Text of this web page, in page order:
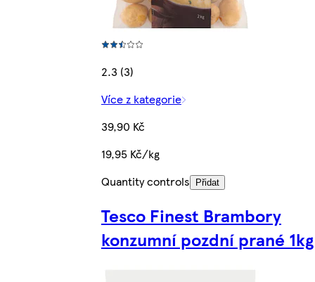
2.3 (3)
Více z kategorie
39,90 Kč
19,95 Kč/kg
Quantity controls
Přidat
Tesco Finest Brambory
konzumní pozdní prané 1kg